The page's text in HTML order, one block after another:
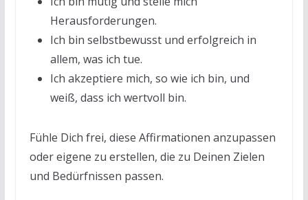
Herausforderungen.
Ich bin selbstbewusst und erfolgreich in
allem, was ich tue.
Ich akzeptiere mich, so wie ich bin, und
weiß, dass ich wertvoll bin.
Fühle Dich frei, diese Affirmationen anzupassen
oder eigene zu erstellen, die zu Deinen Zielen
und Bedürfnissen passen.